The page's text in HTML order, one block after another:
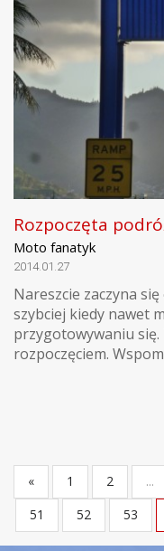
Rozpoczęta
Moto fanatyk
2014.01.27
Nareszcie zaczyna
szybciej kiedy nawet
przygotowywaniu
rozpoczęciem.
« 1 2 ...
51
52 53